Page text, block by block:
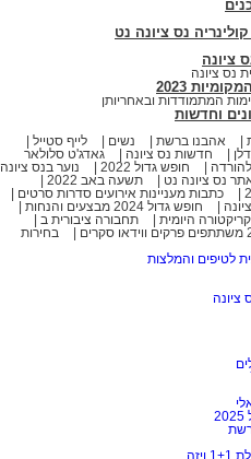
נס ציונה נט
ציונה
נס ציונה
2023
המתמודדות ובאחריותן
וחדשות
אהבנו ברשת נשים
לייף סטייל
חדשות נס ציונה
גאדג'ט סלולאר
חופש גדול 2022
נוער בנס ציונה
נס ציונה נט
תשעה באב 2022
כתבות מעניינות אירועים סדרות סרטים
חופש גדול 2024 מבצעים והנחות
היומית
תחבורה ציבורית ב
בחירות
לטיפים והמלצות
ציונה